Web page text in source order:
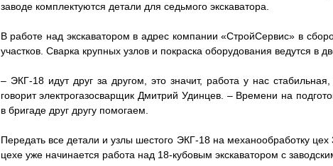
заводе комплектуются детали для седьмого экскаватора.
В работе над экскаватором в адрес компании «СтройСервис» в
участков. Сварка крупных узлов и покраска оборудования ведутся в
– ЭКГ-18 идут друг за другом, это значит, работа у нас
говорит электрогазосварщик Дмитрий Удинцев. – Времени на
в бригаде друг другу помогаем.
Передать все детали и узлы шестого ЭКГ-18 на механообработку
цехе уже начинается работа над 18-кубовым экскаватором с